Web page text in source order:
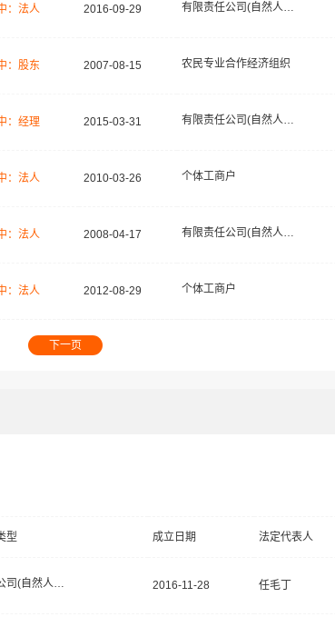
：法人 2016-09-29 有限责任公司(自然人独资)
：股东 2007-08-15 农民专业合作经济组织
：经理 2015-03-31 有限责任公司(自然人独资)
：法人 2010-03-26 个体工商户
：法人 2008-04-17 有限责任公司(自然人投资或控股)
：法人 2012-08-29 个体工商户
下一页
型 成立日期 法定代表人
有限责任公司(自然人投资或控股) 2016-11-28 任毛丁